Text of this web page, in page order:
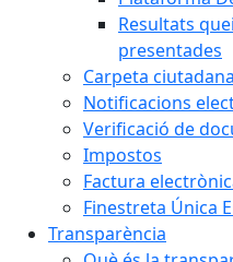
Resultats
presentades
Carpeta ciutadana
Notificacions
Verificació de
Impostos
Factura
Finestreta Única
Transparència